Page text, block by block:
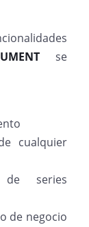
se
cualquier
series
de negocio